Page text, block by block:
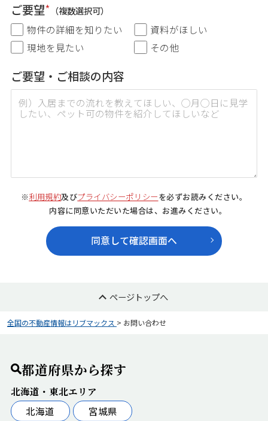
ご要望* （複数選択可）
物件の詳細を知りたい
資料がほしい
現地を見たい
その他
ご要望・ご相談の内容
※利用規約及びプライバシーポリシーを必ずお読みください。
内容に同意いただいた場合は、お進みください。
同意して確認画面へ
ページトップへ
全国の不動産情報はリブマックス > お問い合わせ
都道府県から探す
北海道・東北エリア
北海道
宮城県